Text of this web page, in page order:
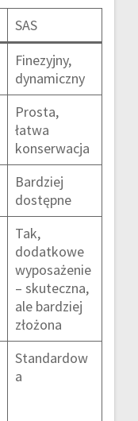
SAS
Finezyjny,
dynamiczny
Prosta,
łatwa
konserwacja
Bardziej
dostępne
Tak,
dodatkowe
wyposażenie
– skuteczna,
ale bardziej
złożona
Standardow
a